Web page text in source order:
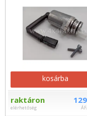
kosárba
raktáron
elérhetőség